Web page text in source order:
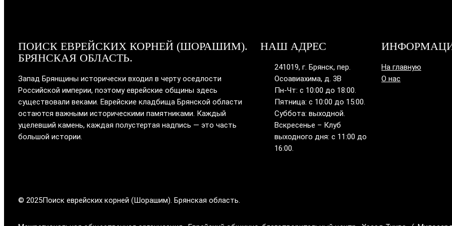
ПОИСК ЕВРЕЙСКИХ КОРНЕЙ (ШОРАШИМ).
БРЯНСКАЯ ОБЛАСТЬ.
Запад Брянщины исторически входил в черту оседлости
Российской империи, поэтому еврейские общины здесь
существовали веками. Еврейские кладбища Брянской области
остаются важными историческими памятниками. Каждый
уцелевший камень, каждая полустертая надпись — это часть
большой истории.
НАШ АДРЕС
241019, г. Брянск, пер.
Осоавиахима, д. 3В
Пн-Чт: с 10:00 до 18:00.
Пятница: с 10:00 до 15:00.
Суббота: выходной.
Вскресенье – Клуб
выходного дня: с 11:00 до
16:00.
На главную
О нас
© 2025Поиск еврейских корней (Шорашим). Брянская область.